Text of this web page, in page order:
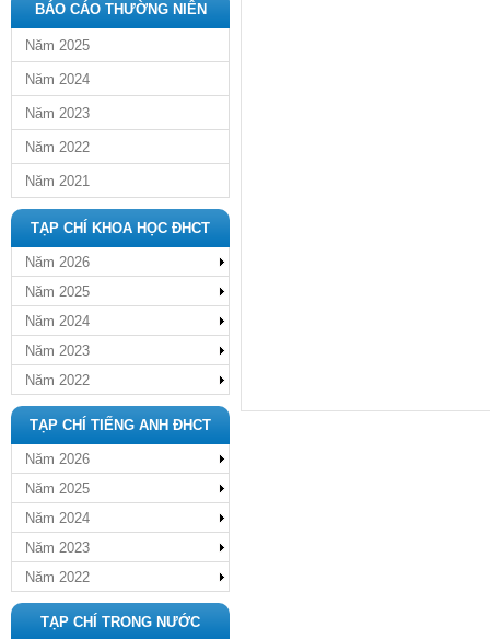
BÁO CÁO THƯỜNG NIÊN
Năm 2025
Năm 2024
Năm 2023
Năm 2022
Năm 2021
TẠP CHÍ KHOA HỌC ĐHCT
Năm 2026
Năm 2025
Năm 2024
Năm 2023
Năm 2022
TẠP CHÍ TIẾNG ANH ĐHCT
Năm 2026
Năm 2025
Năm 2024
Năm 2023
Năm 2022
TẠP CHÍ TRONG NƯỚC